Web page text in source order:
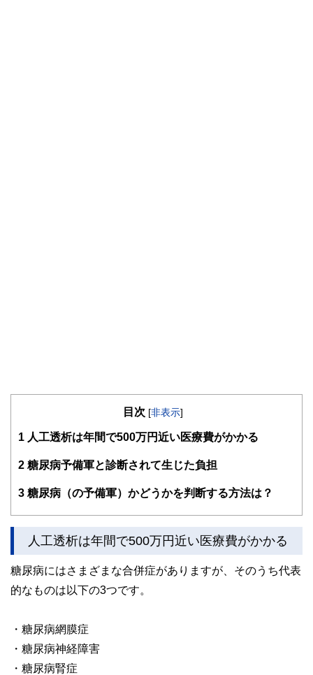
目次 [非表示]
1 人工透析は年間で500万円近い医療費がかかる
2 糖尿病予備軍と診断されて生じた負担
3 糖尿病（の予備軍）かどうかを判断する方法は？
人工透析は年間で500万円近い医療費がかかる
糖尿病にはさまざまな合併症がありますが、そのうち代表
的なものは以下の3つです。
・糖尿病網膜症
・糖尿病神経障害
・糖尿病腎症